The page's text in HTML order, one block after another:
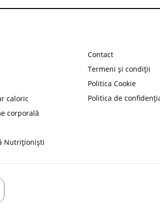
caloric
corporală
Nutriționiști
Contact
Termeni și condiții
Politica Cookie
Politica de